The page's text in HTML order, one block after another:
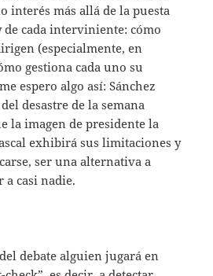
interés más allá de la puesta
de cada interviniente: cómo
(especialmente, en
gestiona cada uno su
espero algo así: Sánchez
desastre de la semana
la imagen de presidente la
exhibirá sus limitaciones y
ser una alternativa a
a casi nadie.
debate alguien jugará en